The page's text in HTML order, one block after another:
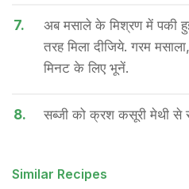
7.
अब मसाले के मिश्रण में पकी
तरह मिला दीजिये. गरम
मिनट के लिए भूनें.
8. सब्जी को क्रश कसूरी मेथी से
Similar Recipes